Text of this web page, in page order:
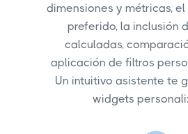
dimensiones y métricas,
preferido, la inclusión
calculadas,
aplicación de filtros
Un intuitivo asistente te
widgets